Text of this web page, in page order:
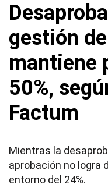
gestión
mantiene
50%,
Factum
Mientras la
aprobación no logra
entorno del 24%.